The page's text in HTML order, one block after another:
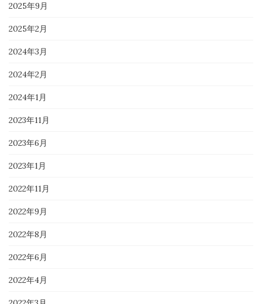
2025年9月
2025年2月
2024年3月
2024年2月
2024年1月
2023年11月
2023年6月
2023年1月
2022年11月
2022年9月
2022年8月
2022年6月
2022年4月